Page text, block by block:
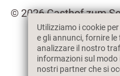
© 2026 Gasthof zum
Co. KG,
Colophon
Utilizziamo i cookie
e gli annunci, fornire
analizzare il nostro
informazioni sul
nostri partner che si